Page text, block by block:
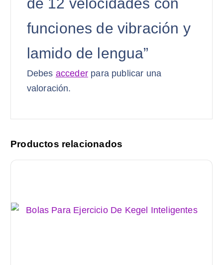
de 12 velocidades con
funciones de vibración y
lamido de lengua”
Debes accederpara publicar una
valoración.
Productos relacionados